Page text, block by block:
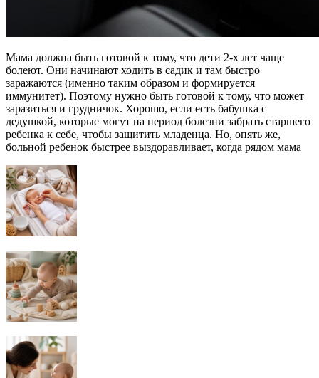
Мама должна быть готовой к тому, что дети 2-х лет чаще
болеют. Они начинают ходить в садик и там быстро
заражаются (именно таким образом и формируется
иммунитет). Поэтому нужно быть готовой к тому, что может
заразиться и грудничок. Хорошо, если есть бабушка с
дедушкой, которые могут на период болезни забрать старшего
ребенка к себе, чтобы защитить младенца. Но, опять же,
больной ребенок быстрее выздоравливает, когда рядом мама